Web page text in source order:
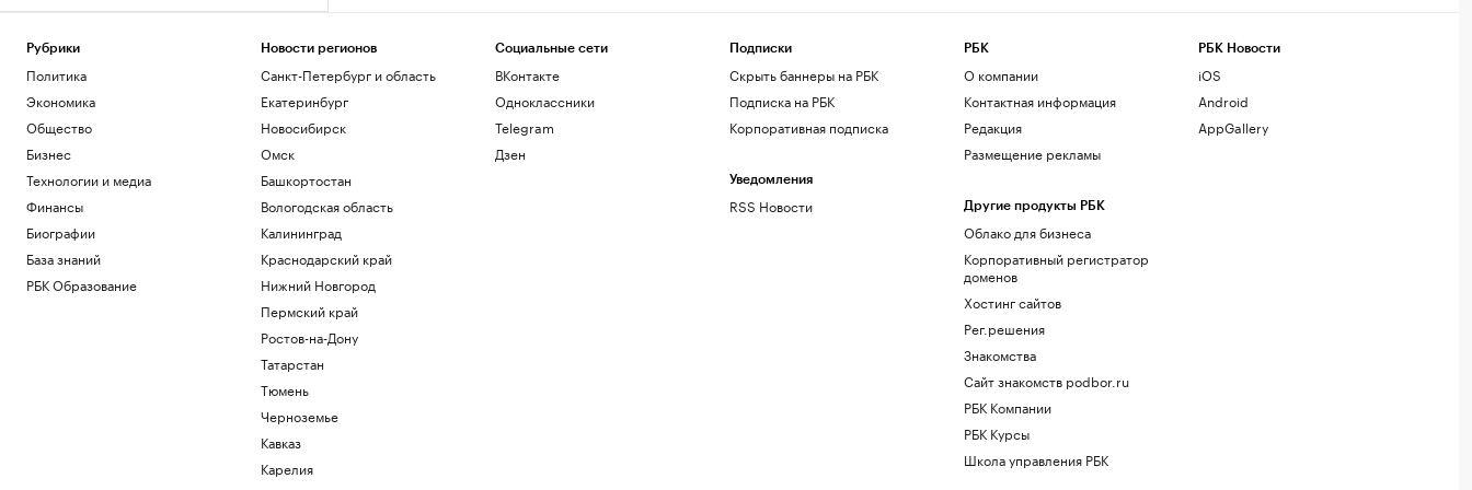
Рубрики
Политика
Экономика
Общество
Бизнес
Технологии и медиа
Финансы
Биографии
База знаний
РБК Образование
Новости регионов
Санкт-Петербург и область
Екатеринбург
Новосибирск
Омск
Башкортостан
Вологодская область
Калининград
Краснодарский край
Нижний Новгород
Пермский край
Ростов-на-Дону
Татарстан
Тюмень
Черноземье
Кавказ
Карелия
Социальные сети
ВКонтакте
Одноклассники
Telegram
Дзен
Подписки
Скрыть баннеры на РБК
Подписка на РБК
Корпоративная подписка
Уведомления
RSS Новости
РБК
О компании
Контактная информация
Редакция
Размещение рекламы
Другие продукты РБК
Облако для бизнеса
Корпоративный регистратор
доменов
Хостинг сайтов
Рег.решения
Знакомства
Сайт знакомств podbor.ru
РБК Компании
РБК Курсы
Школа управления РБК
РБК Новости
iOS
Android
AppGallery